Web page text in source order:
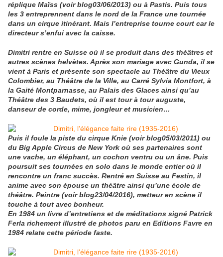
réplique Maïss (voir blog03/06/2013) ou à Pastis. Puis tous
les 3 entreprennent dans le nord de la France une tournée
dans un cirque itinérant. Mais l’entreprise tourne court car le
directeur s’enfui avec la caisse.
Dimitri rentre en Suisse où il se produit dans des théâtres et
autres scènes helvètes. Après son mariage avec Gunda, il se
vient à Paris et présente son spectacle au Théâtre du Vieux
Colombier, au Théâtre de la Ville, au Carré Sylvia Montfort, à
la Gaité Montparnasse, au Palais des Glaces ainsi qu’au
Théâtre des 3 Baudets, où il est tour à tour auguste,
danseur de corde, mime, jongleur et musicien…
Puis il foule la piste du cirque Knie (voir blog05/03/2011) ou
du Big Apple Circus de New York où ses partenaires sont
une vache, un éléphant, un cochon ventru ou un âne. Puis
poursuit ses tournées en solo dans le monde entier où il
rencontre un franc succès. Rentré en Suisse au Festin, il
anime avec son épouse un théâtre ainsi qu’une école de
théâtre. Peintre (voir blog23/04/2016), metteur en scène il
touche à tout avec bonheur.
En 1984 un livre d’entretiens et de méditations signé Patrick
Ferla richement illustré de photos paru en Editions Favre en
1984 relate cette période faste.